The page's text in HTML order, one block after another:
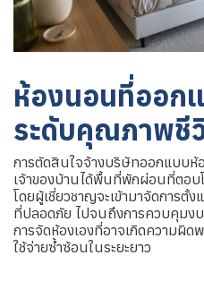
ห้องนอนที่ออก
ระดับคุณภาพชี
การตัดสินใจจ้างบริษัทออกแบบห้
เจ้าของบ้านได้พื้นที่พักผ่อนที่ตอบ
โดยผู้เชี่ยวชาญจะเข้ามาจัดการตั้
ที่ปลอดภัย ไปจนถึงการควบคุมง
การจัดห้องเองที่อาจเกิดความผิด
ใช้จ่ายซ้ำซ้อนในระยะยาว